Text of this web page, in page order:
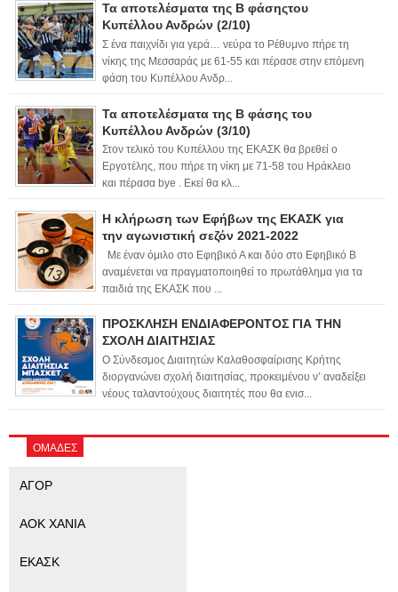
Τα αποτελέσματα της Β φάσηςτου
Κυπέλλου Ανδρών (2/10)
Σ ένα παιχνίδι για γερά… νεύρα το Ρέθυμνο πήρε τη
νίκης της Μεσσαράς με 61-55 και πέρασε στην επόμενη
φάση του Κυπέλλου Ανδρ...
Τα αποτελέσματα της Β φάσης του
Κυπέλλου Ανδρών (3/10)
Στον τελικό του Κυπέλλου της ΕΚΑΣΚ θα βρεθεί ο
Εργοτέλης, που πήρε τη νίκη με 71-58 του Ηράκλειο
και πέρασα bye . Εκεί θα κλ...
Η κλήρωση των Εφήβων της ΕΚΑΣΚ για
την αγωνιστική σεζόν 2021-2022
Με έναν όμιλο στο Εφηβικό Α και δύο στο Εφηβικό Β
αναμένεται να πραγματοποιηθεί το πρωτάθλημα για τα
παιδιά της ΕΚΑΣΚ που ...
ΠΡΟΣΚΛΗΣΗ ΕΝΔΙΑΦΕΡΟΝΤΟΣ ΓΙΑ ΤΗΝ
ΣΧΟΛΗ ΔΙΑΙΤΗΣΙΑΣ
Ο Σύνδεσμος Διαιτητών Καλαθοσφαίρισης Κρήτης
διοργανώνει σχολή διαιτησίας, προκειμένου ν’ αναδείξει
νέους ταλαντούχους διαιτητές που θα ενισ...
ΟΜΑΔΕΣ
ΑΓΟΡ
ΑΟΚ ΧΑΝΙΑ
ΕΚΑΣΚ